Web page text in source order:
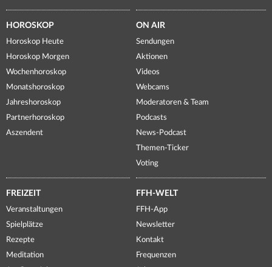
HOROSKOP
Horoskop Heute
Horoskop Morgen
Wochenhoroskop
Monatshoroskop
Jahreshoroskop
Partnerhoroskop
Aszendent
ON AIR
Sendungen
Aktionen
Videos
Webcams
Moderatoren & Team
Podcasts
News-Podcast
Themen-Ticker
Voting
FREIZEIT
Veranstaltungen
Spielplätze
Rezepte
Meditation
FFH-WELT
FFH-App
Newsletter
Kontakt
Frequenzen